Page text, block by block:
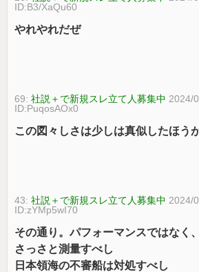
ID:B3/XaQu60
やれやれだぜ
69:社説＋で新規スレ立て人募集中 2024/
ID:PuqosAOx0
この図々しさは少しは真似したほう
43:社説＋で新規スレ立て人募集中 2024/
ID:zYMp5wI70
その通り。パフォーマンスではなく、
さっさと測量すべし
日本領海の不審船は対処すべし